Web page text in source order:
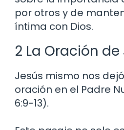
por otros y de
íntima con Dios.
2 La Oración de
Jesús mismo nos
oración en el Padre
6:9-13).